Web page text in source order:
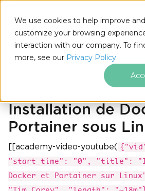
We use cookies to help improve and
customize your browsing
interaction with our company. To
more, see our Privacy Policy.
IRONSOFTWARE
Passer au contenu du pied de page
C# Application
Installer Docker et
Installation de
Portainer sous
[[academy-video-youtube(
"start_time": "0", "title":
Docker et Portainer sur